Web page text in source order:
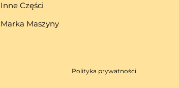
Inne Części
Marka Maszyny
Polityka prywatności